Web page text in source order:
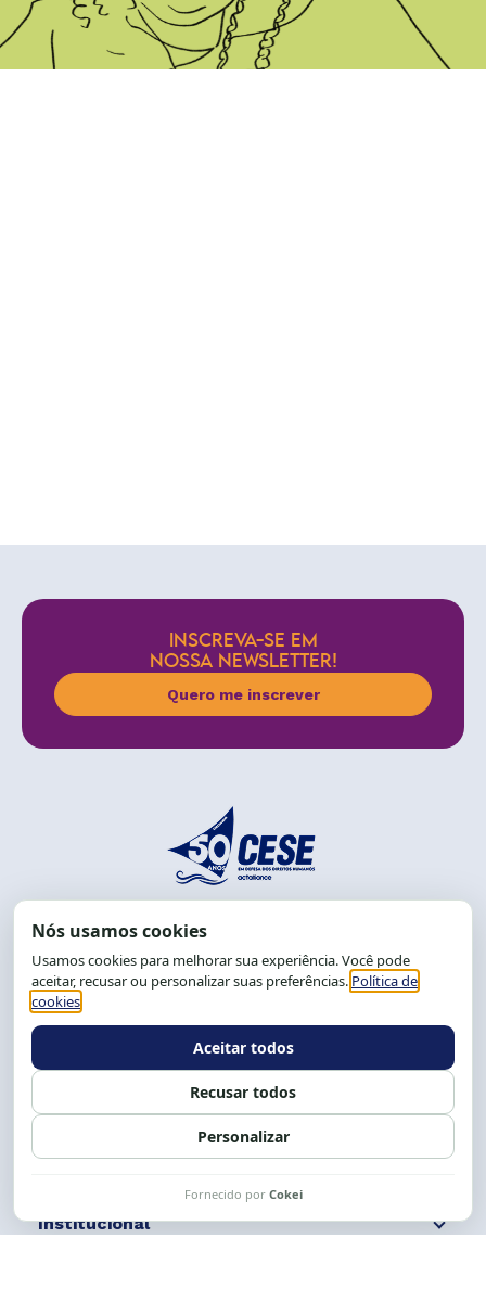
INSCREVA-SE EM
NOSSA NEWSLETTER!
Quero me inscrever
End.: R. da Graça, 150. Graça
CEP: 40.150-055
Salvador-BA, Brasil.
Tel.: (71) 2104-5457, Cel.: (71) 9 9239-2104 ou 2105
Expediente: 8h às 12h e 13 às 17h.
Siga nossas redes Fale conosco
Institucional